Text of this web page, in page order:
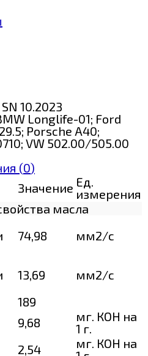
10.2023
Longlife-01; Ford
Porsche A40;
VW 502.00/505.00
(0)
Значение Ед.
измерения
масла
74,98
мм2/с
13,69
мм2/с
189
9,68
мг. КОН на
1 г.
2,54
мг. КОН на